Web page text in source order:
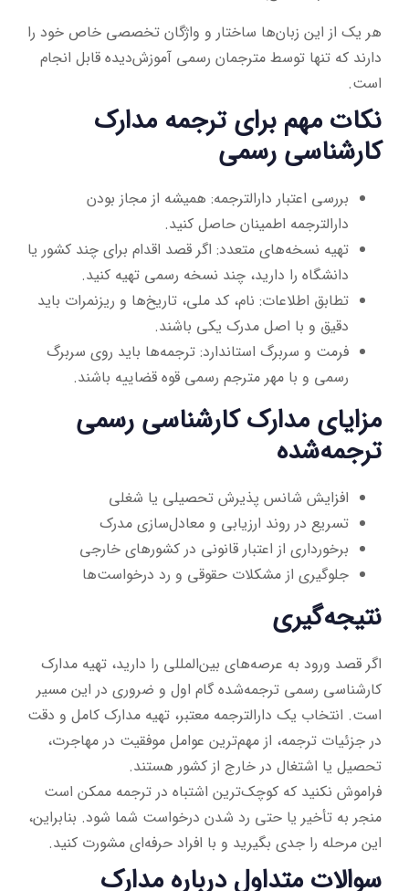
هر یک از این زبان‌ها ساختار و واژگان تخصصی خاص خود را
دارند که تنها توسط مترجمان رسمی آموزش‌دیده قابل انجام
است.
نکات مهم برای ترجمه مدارک
کارشناسی رسمی
بررسی اعتبار دارالترجمه: همیشه از مجاز بودن
دارالترجمه اطمینان حاصل کنید.
تهیه نسخه‌های متعدد: اگر قصد اقدام برای چند کشور یا
دانشگاه را دارید، چند نسخه رسمی تهیه کنید.
تطابق اطلاعات: نام، کد ملی، تاریخ‌ها و ریزنمرات باید
دقیق و با اصل مدرک یکی باشند.
فرمت و سربرگ استاندارد: ترجمه‌ها باید روی سربرگ
رسمی و با مهر مترجم رسمی قوه قضاییه باشند.
مزایای مدارک کارشناسی رسمی
ترجمه‌شده
افزایش شانس پذیرش تحصیلی یا شغلی
تسریع در روند ارزیابی و معادل‌سازی مدرک
برخورداری از اعتبار قانونی در کشورهای خارجی
جلوگیری از مشکلات حقوقی و رد درخواست‌ها
نتیجه‌گیری
اگر قصد ورود به عرصه‌های بین‌المللی را دارید، تهیه مدارک
کارشناسی رسمی ترجمه‌شده گام اول و ضروری در این مسیر
است. انتخاب یک دارالترجمه معتبر، تهیه مدارک کامل و دقت
در جزئیات ترجمه، از مهم‌ترین عوامل موفقیت در مهاجرت،
تحصیل یا اشتغال در خارج از کشور هستند.
فراموش نکنید که کوچک‌ترین اشتباه در ترجمه ممکن است
منجر به تأخیر یا حتی رد شدن درخواست شما شود. بنابراین،
این مرحله را جدی بگیرید و با افراد حرفه‌ای مشورت کنید.
سوالات متداول درباره مدارک